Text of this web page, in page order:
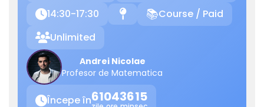
14:30-17:30 📍 📚Course / Paid
Unlimited
Andrei Nicolae
Profesor de Matematica
Începe în61043615